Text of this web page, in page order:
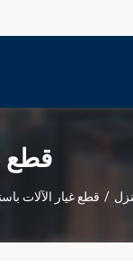
قطع
/ قطع غيار الآلات